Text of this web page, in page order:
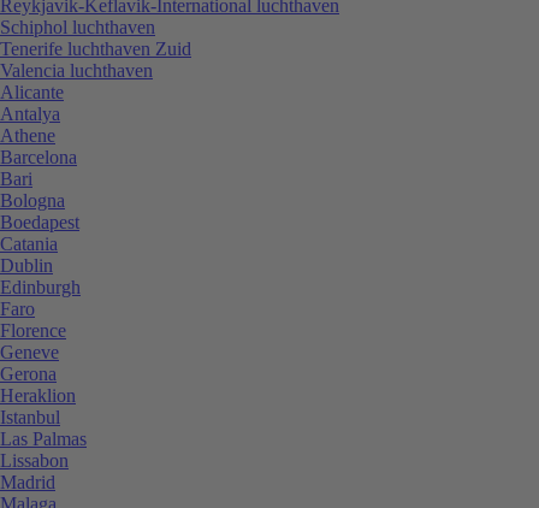
Reykjavik-Keflavik-International luchthaven
Schiphol luchthaven
Tenerife luchthaven Zuid
Valencia luchthaven
Alicante
Antalya
Athene
Barcelona
Bari
Bologna
Boedapest
Catania
Dublin
Edinburgh
Faro
Florence
Geneve
Gerona
Heraklion
Istanbul
Las Palmas
Lissabon
Madrid
Malaga